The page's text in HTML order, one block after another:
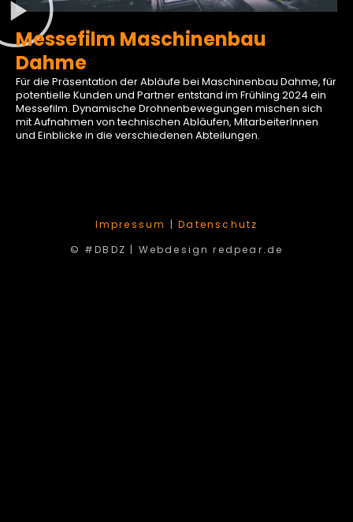
Messefilm Maschinenbau
Dahme
Für die Präsentation der Abläufe bei Maschinenbau Dahme, für
potentielle Kunden und Partner entstand im Frühling 2024 ein
Messefilm. Dynamische Drohnenbewegungen mischen sich
mit Aufnahmen von technischen Abläufen, MitarbeiterInnen
und Einblicke in die verschiedenen Abteilungen.
Impressum |Datenschutz
© #DBDZ | Webdesign redpear.de